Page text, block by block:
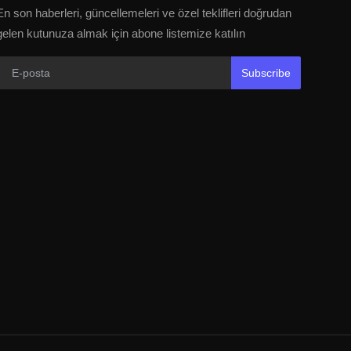
son haberleri, güncellemeleri ve özel teklifleri doğrudan
kutunuza almak için abone listemize katılın
Subscribe